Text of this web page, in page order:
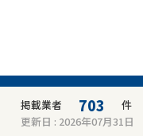
掲載業者 703
件
更新日 : 2026年07月31日